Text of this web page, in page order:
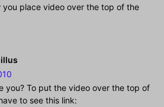
place video over the top of the
you? To put the video over the top of
to see this link: